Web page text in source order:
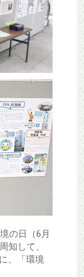
の日（6月
知して、
、「環境